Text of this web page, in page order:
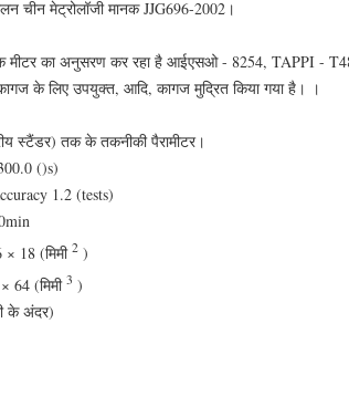
चीन मेट्रोलॉजी मानक JJG696-2002।
मीटर का अनुसरण कर रहा है आईएसओ - 8254, TAPPI -
के लिए उपयुक्त, आदि, कागज मुद्रित किया गया है। ।
स्टैंडर) तक के तकनीकी पैरामीटर।
()s)
1.2 (tests)
× 18 (मिमी 2 )
64 (मिमी 3 )
के अंदर)